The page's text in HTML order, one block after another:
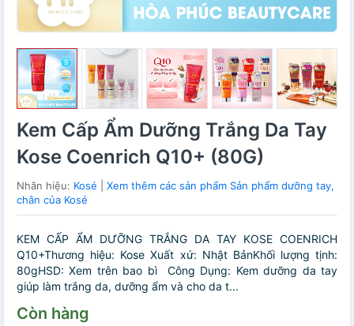
Kem Cấp Ẩm Dưỡng Trắng Da Tay
Kose Coenrich Q10+ (80G)
Nhãn hiệu: Kosé
Xem thêm các sản phẩm Sản phẩm dưỡng tay,
chân của Kosé
KEM CẤP ẨM DƯỠNG TRẮNG DA TAY KOSE COENRICH
Q10+Thương hiệu: Kose Xuất xứ: Nhật BảnKhối lượng tịnh:
80gHSD: Xem trên bao bì Công Dụng: Kem dưỡng da tay
giúp làm trắng da, dưỡng ẩm và cho da t...
Còn hàng